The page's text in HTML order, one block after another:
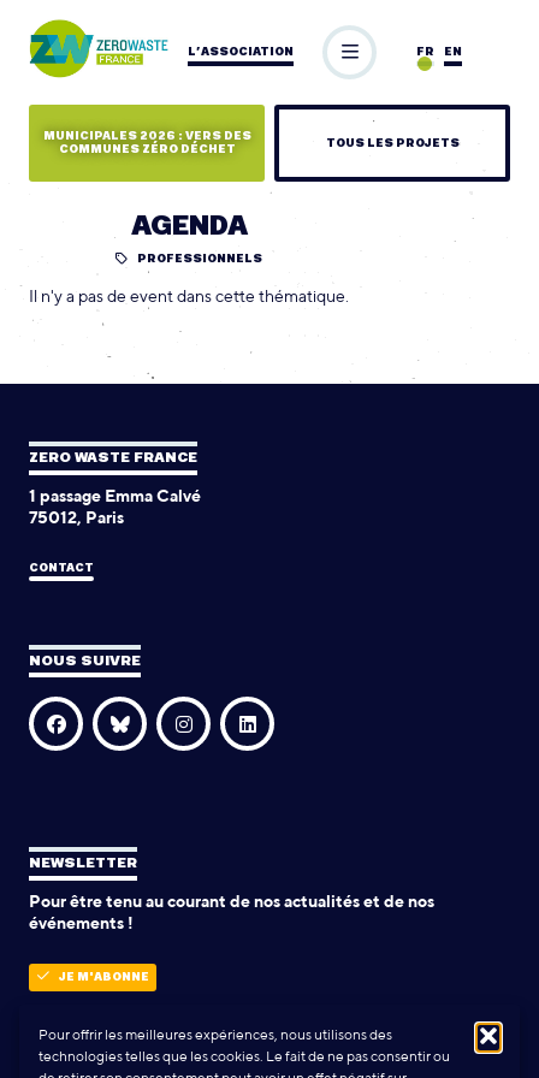
Pour offrir les meilleures expériences, nous utilisons des
technologies telles que les cookies. Le fait de ne pas consentir ou
L’ASSOCIATION EN
FR
MUNICIPALES 2026 : VERS DES
COMMUNES ZÉRO DÉCHET
TOUS LES PROJETS
AGENDA
PROFESSIONNELS
Il n'y a pas de event dans cette thématique.
ZERO WASTE FRANCE
1 passage Emma Calvé
75012, Paris
CONTACT
NOUS SUIVRE
NEWSLETTER
Pour être tenu au courant de nos actualités et de nos
événements !
JE M'ABONNE
POLITIQUE DE CONFIDENTIALITÉ